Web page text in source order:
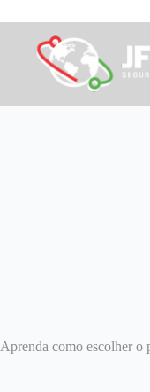
para
conteúdo
Aprenda como escolher o